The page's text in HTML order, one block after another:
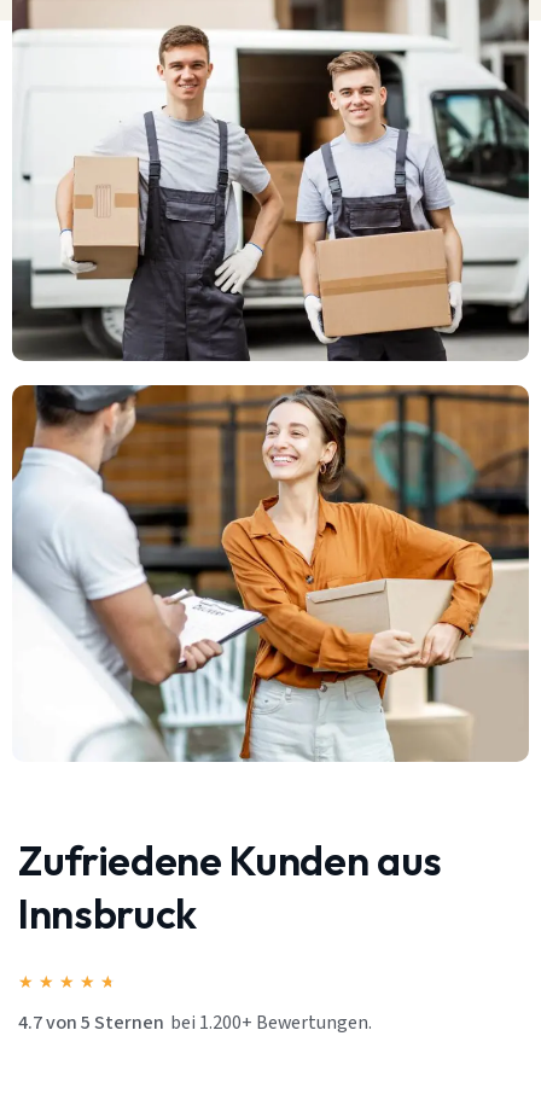
Zufriedene Kunden aus
Innsbruck
★ ★ ★ ★ ★
4.7 von 5 Sternen bei 1.200+ Bewertungen.